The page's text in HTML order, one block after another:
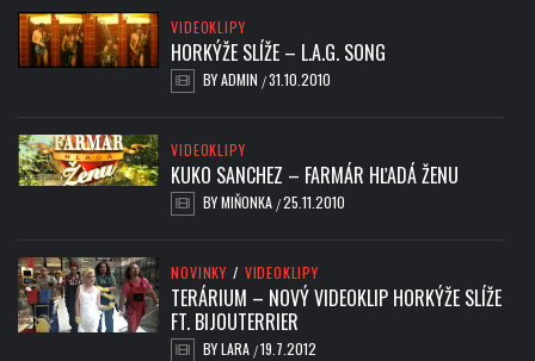
VIDEOKLIPY
HORKÝŽE SLÍŽE – L.A.G. SONG
BYADMIN /31.10.2010
VIDEOKLIPY
KUKO SANCHEZ – FARMÁR HĽADÁ ŽENU
BYMIŇONKA /25.11.2010
NOVINKY / VIDEOKLIPY
TERÁRIUM – NOVÝ VIDEOKLIP HORKÝŽE SLÍŽE
FT. BIJOUTERRIER
BYLARA /19.7.2012